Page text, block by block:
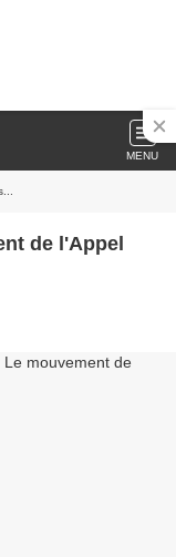
MENU
de l'Appel